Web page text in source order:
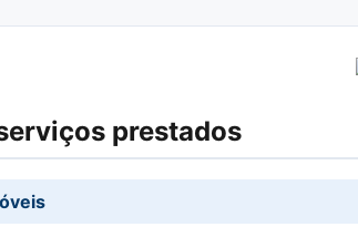
prestados